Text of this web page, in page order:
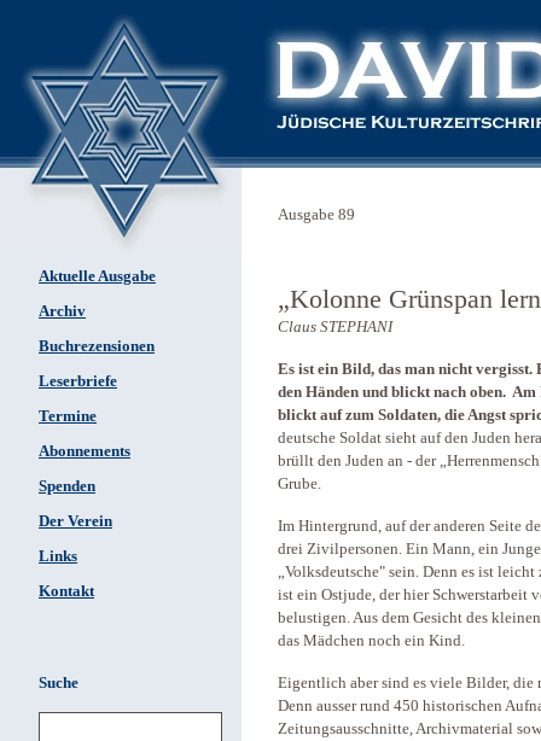
Aktuelle Ausgabe
Archiv
Buchrezensionen
Leserbriefe
Termine
Abonnements
Spenden
Der Verein
Links
Kontakt
Suche
Ausgabe 89
„Kolonne Grünspan
Claus STEPHANI
Es ist ein Bild, das man nicht
den Händen und blickt nach oben.
blickt auf zum Soldaten, die Angst
deutsche Soldat sieht auf den Juden
brüllt den Juden an - der
Grube.
Im Hintergrund, auf der anderen Seite
drei Zivilpersonen. Ein Mann, ein
„Volksdeutsche" sein. Denn es ist
ist ein Ostjude, der hier Schwerstarbeit
belustigen. Aus dem Gesicht des
das Mädchen noch ein Kind.
Eigentlich aber sind es viele Bilder, die
Denn ausser rund 450 historischen
Zeitungsausschnitte, Archivmaterial